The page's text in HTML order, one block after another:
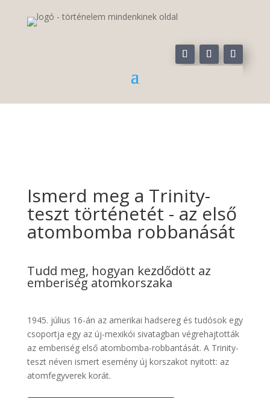
Ismerd meg a Trinity-
teszt történetét - az első
atombomba robbanását
Tudd meg, hogyan kezdődött az
emberiség atomkorszaka
1945. július 16-án az amerikai hadsereg és tudósok egy
csoportja egy az új-mexikói sivatagban végrehajtották
az emberiség első atombomba-robbantását. A Trinity-
teszt néven ismert esemény új korszakot nyitott: az
atomfegyverek korát.